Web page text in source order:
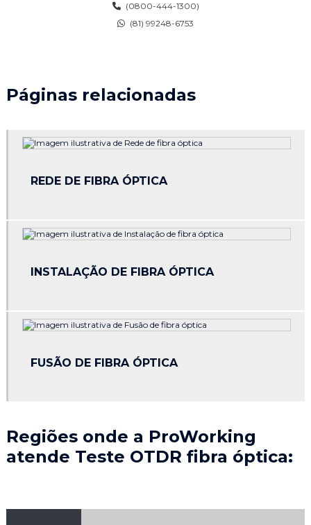
Catraca para condomínio
Cerca elétrica 100 metros
Certificação de cabeamento estruturado
Certificação de pontos de rede
Certificação de rede estruturada preço
Certificação de rede nordeste
(0800-444-1300)
(81) 99248-6753
Páginas relacionadas
REDE DE FIBRA ÓPTICA
INSTALAÇÃO DE FIBRA ÓPTICA
FUSÃO DE FIBRA ÓPTICA
Regiões onde a ProWorking
atende Teste OTDR fibra óptica: